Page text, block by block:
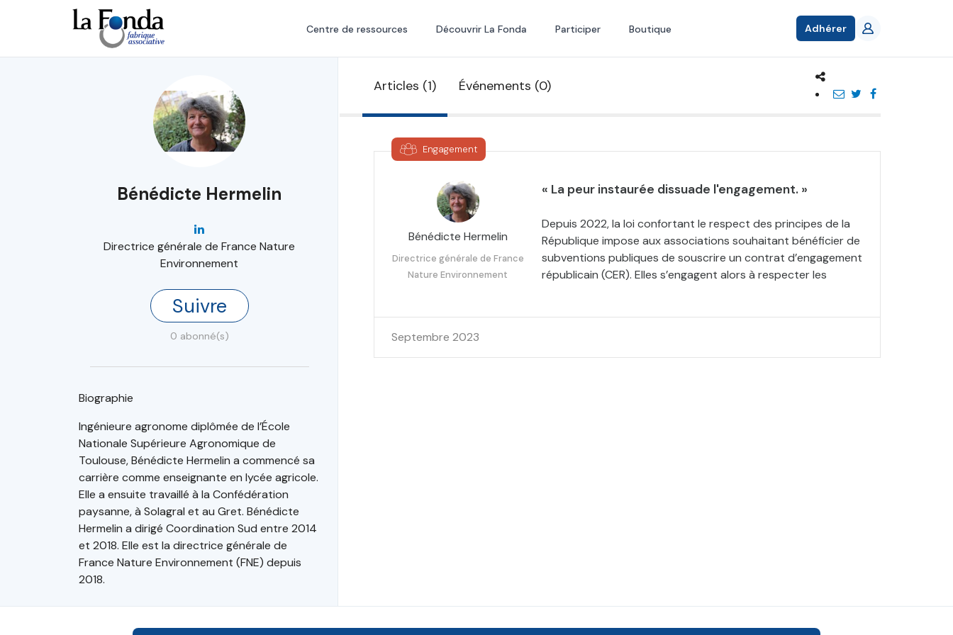
principal
Centre de ressources Découvrir La Fonda Participer Boutique Adhérer
Bénédicte Hermelin
Directrice générale de France Nature
Environnement
Suivre
0 abonné(s)
Biographie
Ingénieure agronome diplômée de l’École
Nationale Supérieure Agronomique de
Toulouse, Bénédicte Hermelin a commencé sa
carrière comme enseignante en lycée agricole.
Elle a ensuite travaillé à la Confédération
paysanne, à Solagral et au Gret. Bénédicte
Hermelin a dirigé Coordination Sud entre 2014
et 2018. Elle est la directrice générale de
France Nature Environnement (FNE) depuis
2018.
Articles (1) Événements (0)
Engagement
Bénédicte Hermelin
Directrice générale de France
Nature Environnement
« La peur instaurée dissuade l'engagement. »
Depuis 2022, la loi confortant le respect des principes de la
République impose aux associations souhaitant bénéficier de
subventions publiques de souscrire un contrat d’engagement
républicain (CER). Elles s’engagent alors à respecter les
Septembre 2023